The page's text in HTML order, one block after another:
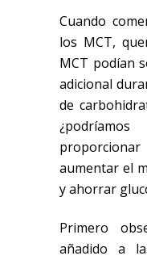
Cuando
los MCT,
MCT podían
adicional
de
aumentar el
y ahorrar
Primero
añadido a